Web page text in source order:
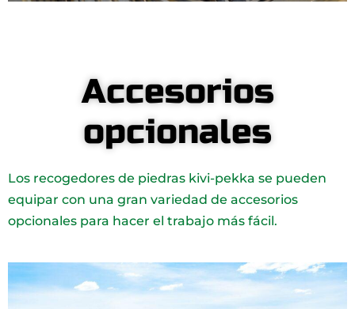
Accesorios
opcionales
Los recogedores de piedras kivi-pekka se pueden
equipar con una gran variedad de accesorios
opcionales para hacer el trabajo más fácil.